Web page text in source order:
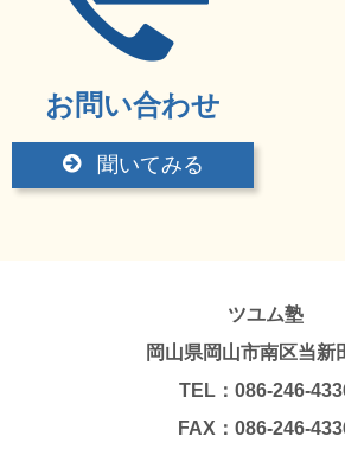
お問い合わせ
聞いてみる
ツユム塾
岡山県岡山市南区当新
TEL：086-246-
FAX：086-246-